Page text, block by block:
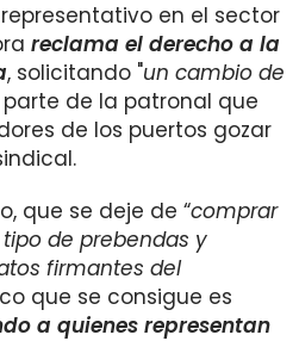
en el sector
reclama el derecho a la
, solicitando "un cambio de
parte de la patronal que
de los puertos gozar
que se deje de “comprar
de prebendas y
firmantes del
que se consigue es
a quienes representan